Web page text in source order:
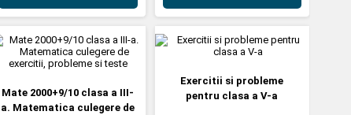
Mate 2000+9/10 clasa a III-
a. Matematica culegere de
Exercitii si probleme
pentru clasa a V-a